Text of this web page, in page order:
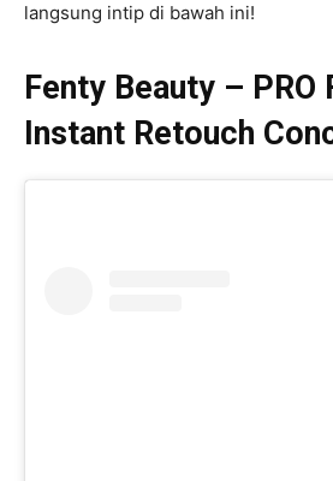
langsung intip di bawah ini!
Fenty Beauty – PRO
Instant Retouch